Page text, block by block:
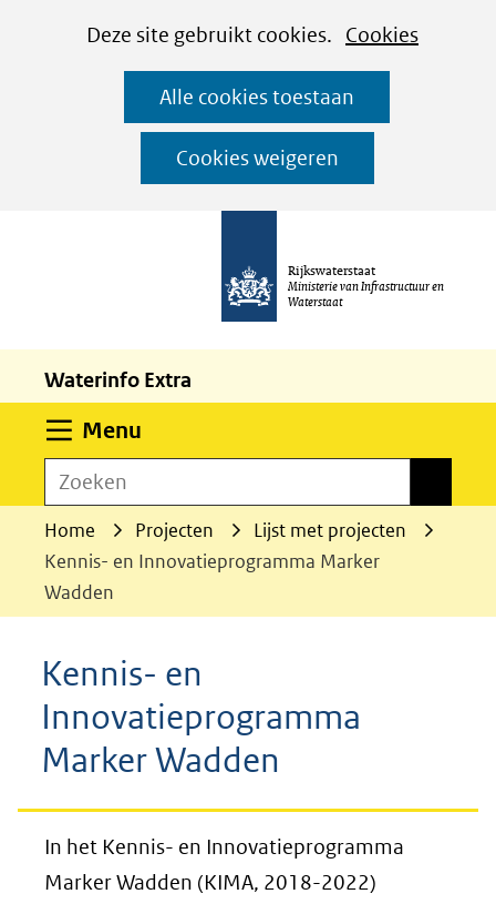
CookiesDeze site gebruikt cookies. Cookies
worden
toegestaan
geweigerd.
Alle cookies toestaan
Cookies weigeren
Ga
naar
de
inhoud
Rijkswaterstaat
Ministerie van Infrastructuur en
Waterstaat
Waterinfo Extra
Menu
Zoeken
Home Projecten
Lijst met projecten
Kennis- en Innovatieprogramma Marker
Wadden
Kennis- en
Innovatieprogramma
Marker Wadden
In het Kennis- en Innovatieprogramma
Marker Wadden (KIMA, 2018-2022)